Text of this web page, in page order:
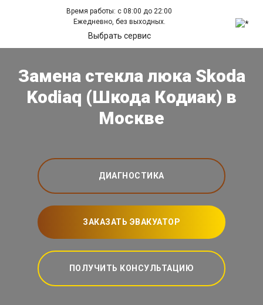
Время работы: с 08:00 до 22:00
Ежедневно, без выходных.
Выбрать сервис
Замена стекла люка Skoda
Kodiaq (Шкода Кодиак) в
Москве
ДИАГНОСТИКА
ЗАКАЗАТЬ ЭВАКУАТОР
ПОЛУЧИТЬ КОНСУЛЬТАЦИЮ